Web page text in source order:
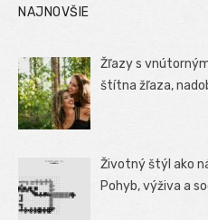
NAJNOVŠIE
Žľazy s
štítna žľaza,
Životný štýl ako
Pohyb, výživa a